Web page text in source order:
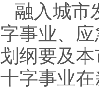
融入城市
字事业、
划纲要及
十字事业